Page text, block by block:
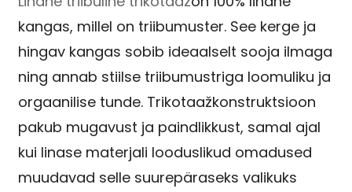
kangas, millel on triibumuster. See kerge ja
hingav kangas sobib ideaalselt sooja ilmaga
ning annab stiilse triibumustriga loomuliku ja
orgaanilise tunde. Trikotaažkonstruktsioon
pakub mugavust ja paindlikkust, samal ajal
kui linase materjali looduslikud omadused
muudavad selle suurepäraseks valikuks